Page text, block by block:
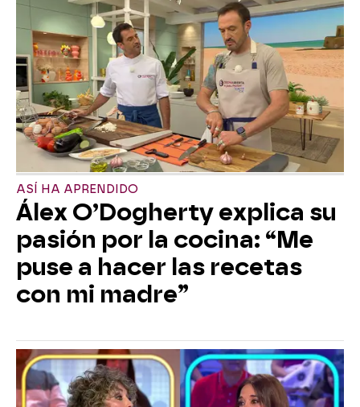
ASÍ HA APRENDIDO
Álex O’Dogherty explica su
pasión por la cocina: “Me
puse a hacer las recetas
con mi madre”